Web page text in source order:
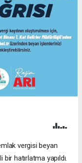
vergisi beyan
hatırlatma yapıldı.